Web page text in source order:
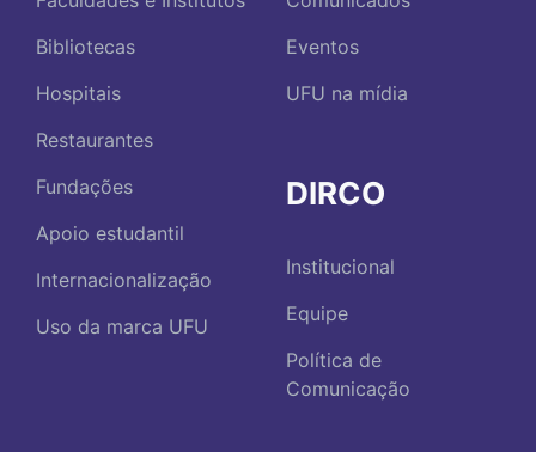
Bibliotecas
Hospitais
Restaurantes
Fundações
Apoio estudantil
Internacionalização
Uso da marca UFU
Eventos
UFU na mídia
DIRCO
Institucional
Equipe
Política de
Comunicação